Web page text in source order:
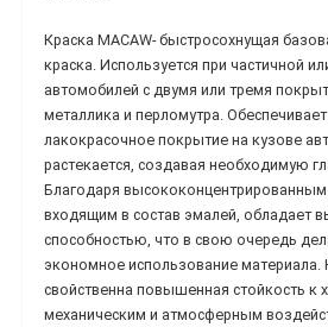
Краска MACAW-быстросохнущая
краска. Используется при частичной
автомобилей с двумя или тремя
металлика и перломутра.
лакокрасочное покрытие на кузове
растекается, создавая необходимую
Благодаря
входящим в состав эмалей, обладает
способностью, что в свою очередь
экономное использование материала.
свойственна повышенная стойкость к
механическим и атмосферным